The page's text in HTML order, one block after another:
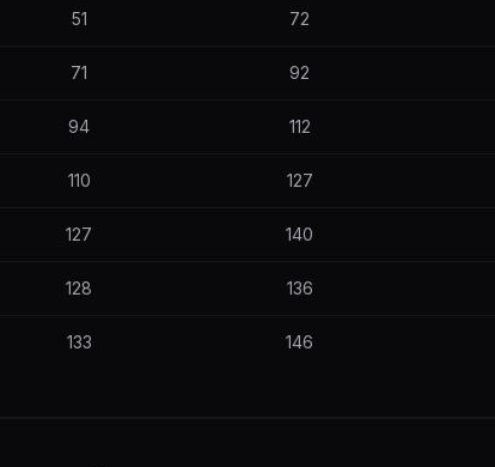
51 72
71 92
94 112
110 127
127 140
128 136
133 146